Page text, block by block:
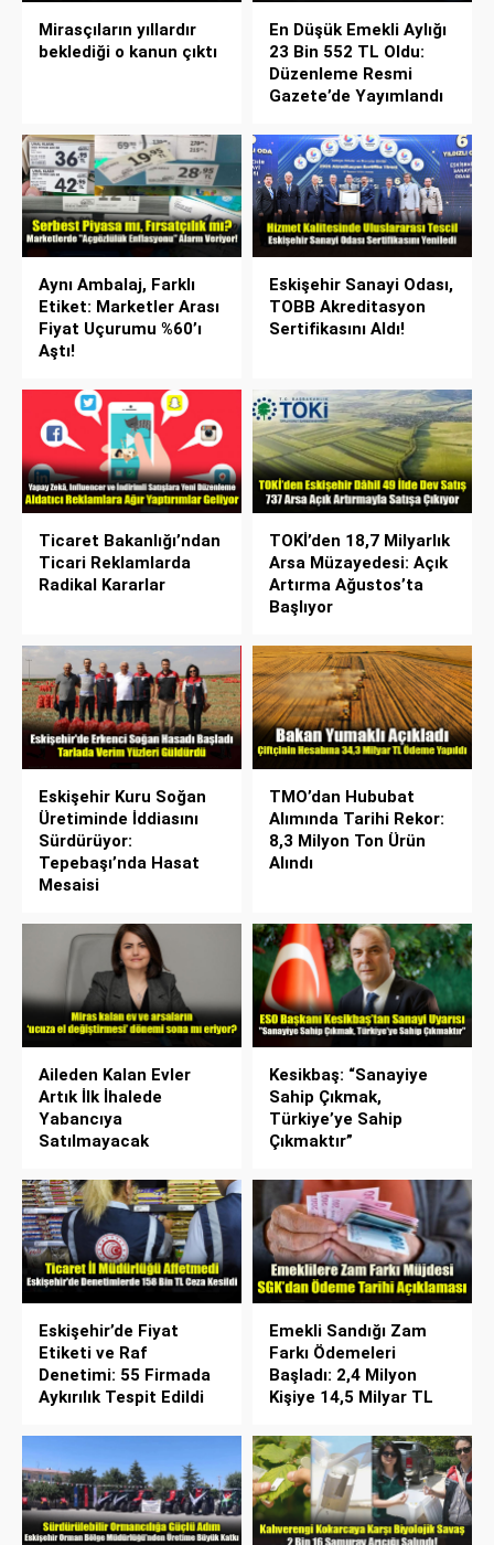
Mirasçıların yıllardır
beklediği o kanun çıktı
En Düşük Emekli Aylığı
23 Bin 552 TL Oldu:
Düzenleme Resmi
Gazete’de Yayımlandı
Aynı Ambalaj, Farklı
Etiket: Marketler Arası
Fiyat Uçurumu %60’ı
Aştı!
Eskişehir Sanayi Odası,
TOBB Akreditasyon
Sertifikasını Aldı!
Ticaret Bakanlığı’ndan
Ticari Reklamlarda
Radikal Kararlar
TOKİ’den 18,7 Milyarlık
Arsa Müzayedesi: Açık
Artırma Ağustos’ta
Başlıyor
Eskişehir Kuru Soğan
Üretiminde İddiasını
Sürdürüyor:
Tepebaşı’nda Hasat
Mesaisi
TMO’dan Hububat
Alımında Tarihi Rekor:
8,3 Milyon Ton Ürün
Alındı
Aileden Kalan Evler
Artık İlk İhalede
Yabancıya
Satılmayacak
Kesikbaş: “Sanayiye
Sahip Çıkmak,
Türkiye’ye Sahip
Çıkmaktır”
Eskişehir’de Fiyat
Etiketi ve Raf
Denetimi: 55 Firmada
Aykırılık Tespit Edildi
Emekli Sandığı Zam
Farkı Ödemeleri
Başladı: 2,4 Milyon
Kişiye 14,5 Milyar TL